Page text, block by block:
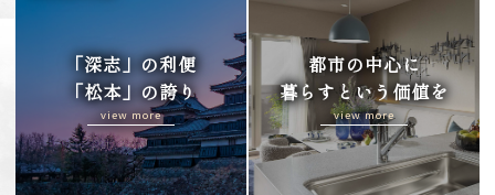
「深志」の利便
「松本」の誇り
view more
都市の中心に
暮らすという価値を
view more